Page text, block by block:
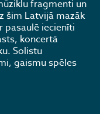
fragmenti un
šim Latvijā mazāk
iecienīti
koncertā
Solistu
gaismu spēles